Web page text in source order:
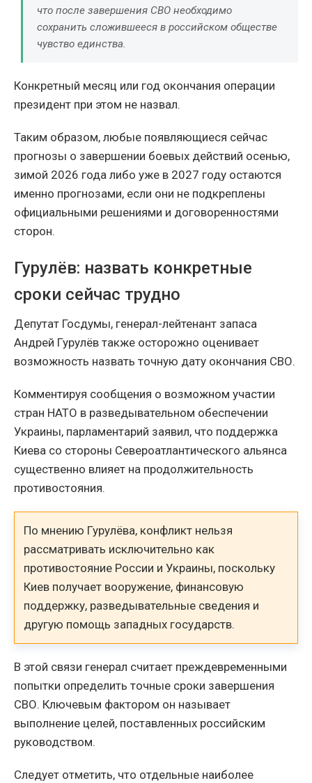
что после завершения СВО необходимо
сохранить сложившееся в российском обществе
чувство единства.
Конкретный месяц или год окончания операции
президент при этом не назвал.
Таким образом, любые появляющиеся сейчас
прогнозы о завершении боевых действий осенью,
зимой 2026 года либо уже в 2027 году остаются
именно прогнозами, если они не подкреплены
официальными решениями и договоренностями
сторон.
Гурулёв: назвать конкретные
сроки сейчас трудно
Депутат Госдумы, генерал-лейтенант запаса
Андрей Гурулёв также осторожно оценивает
возможность назвать точную дату окончания СВО.
Комментируя сообщения о возможном участии
стран НАТО в разведывательном обеспечении
Украины, парламентарий заявил, что поддержка
Киева со стороны Североатлантического альянса
существенно влияет на продолжительность
противостояния.
По мнению Гурулёва, конфликт нельзя
рассматривать исключительно как
противостояние России и Украины, поскольку
Киев получает вооружение, финансовую
поддержку, разведывательные сведения и
другую помощь западных государств.
В этой связи генерал считает преждевременными
попытки определить точные сроки завершения
СВО. Ключевым фактором он называет
выполнение целей, поставленных российским
руководством.
Следует отметить, что отдельные наиболее